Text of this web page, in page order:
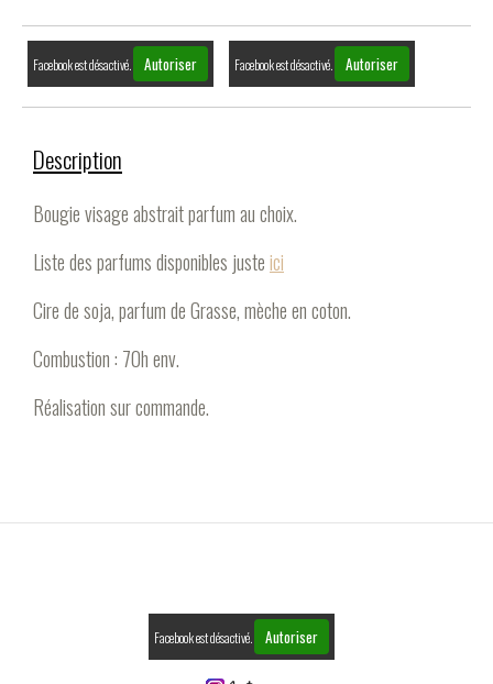
Facebook est désactivé. Autoriser Facebook est désactivé. Autoriser
Description
Bougie visage abstrait parfum au choix.
Liste des parfums disponibles justeici
Cire de soja, parfum de Grasse, mèche en coton.
Combustion : 70h env.
Réalisation sur commande.
Facebook est désactivé. Autoriser